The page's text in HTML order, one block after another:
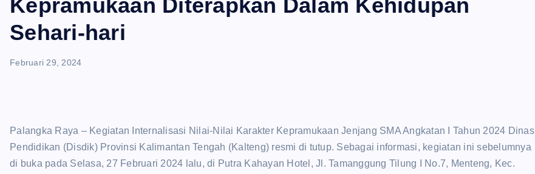
Kepramukaan Diterapkan Dalam Kehidupan
Sehari-hari
Februari 29, 2024
Palangka Raya – Kegiatan Internalisasi Nilai-Nilai Karakter Kepramukaan Jenjang SMA Angkatan I Tahun 2024 Dinas
Pendidikan (Disdik) Provinsi Kalimantan Tengah (Kalteng) resmi di tutup. Sebagai informasi, kegiatan ini sebelumnya
di buka pada Selasa, 27 Februari 2024 lalu, di Putra Kahayan Hotel, Jl. Tamanggung Tilung I No.7, Menteng, Kec.